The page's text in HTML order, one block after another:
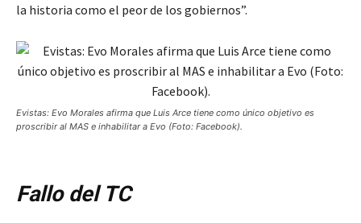
la historia como el peor de los gobiernos”.
Evistas: Evo Morales afirma que Luis Arce tiene como único objetivo es
proscribir al MAS e inhabilitar a Evo (Foto: Facebook).
Fallo del TC